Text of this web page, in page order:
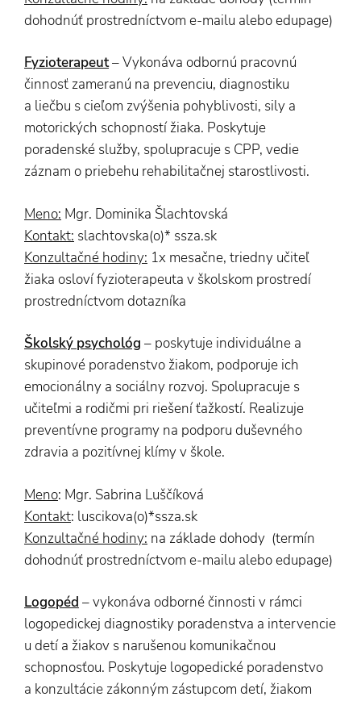
dohodnúť prostredníctvom e-mailu alebo edupage)
Fyzioterapeut– Vykonáva odbornú pracovnú
činnosť zameranú na prevenciu, diagnostiku
a liečbu s cieľom zvýšenia pohyblivosti, sily a
motorických schopností žiaka. Poskytuje
poradenské služby, spolupracuje s CPP, vedie
záznam o priebehu rehabilitačnej starostlivosti.
Meno: Mgr. Dominika Šlachtovská
Kontakt: slachtovska(o)* ssza.sk
Konzultačné hodiny: 1x mesačne, triedny učiteľ
žiaka osloví fyzioterapeuta v školskom prostredí
prostredníctvom dotazníka
Školský psychológ – poskytuje individuálne a
skupinové poradenstvo žiakom, podporuje ich
emocionálny a sociálny rozvoj. Spolupracuje s
učiteľmi a rodičmi pri riešení ťažkostí. Realizuje
preventívne programy na podporu duševného
zdravia a pozitívnej klímy v škole.
Meno: Mgr. Sabrina Luščíková
Kontakt: luscikova(o)*ssza.sk
Konzultačné hodiny: na základe dohody (termín
dohodnúť prostredníctvom e-mailu alebo edupage)
Logopéd – vykonáva odborné činnosti v rámci
logopedickej diagnostiky poradenstva a intervencie
u detí a žiakov s narušenou komunikačnou
schopnosťou. Poskytuje logopedické poradenstvo
a konzultácie zákonným zástupcom detí, žiakom